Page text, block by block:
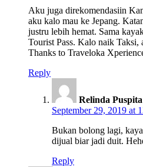
Aku juga direkomendasiin
aku kalo mau ke Jepang.
justru lebih hemat. Sama
Tourist Pass. Kalo naik Taksi,
Thanks to Traveloka
Reply
Relinda Puspita
September 29, 2019 at
Bukan bolong lagi,
dijual biar jadi duit.
Reply